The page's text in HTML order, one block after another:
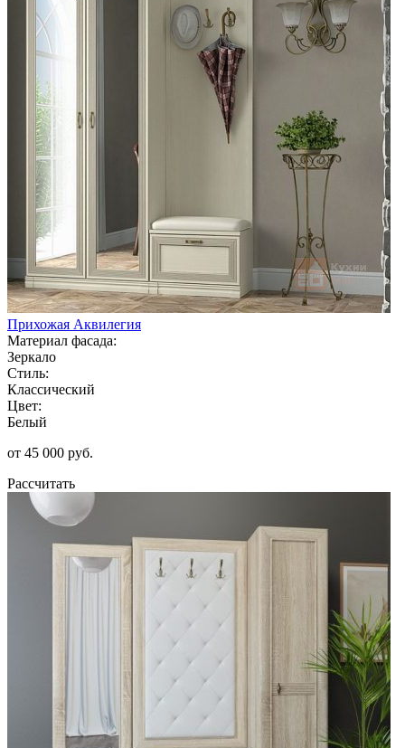
Прихожая Аквилегия
Материал фасада:
Зеркало
Стиль:
Классический
Цвет:
Белый
от 45 000 руб.
Рассчитать